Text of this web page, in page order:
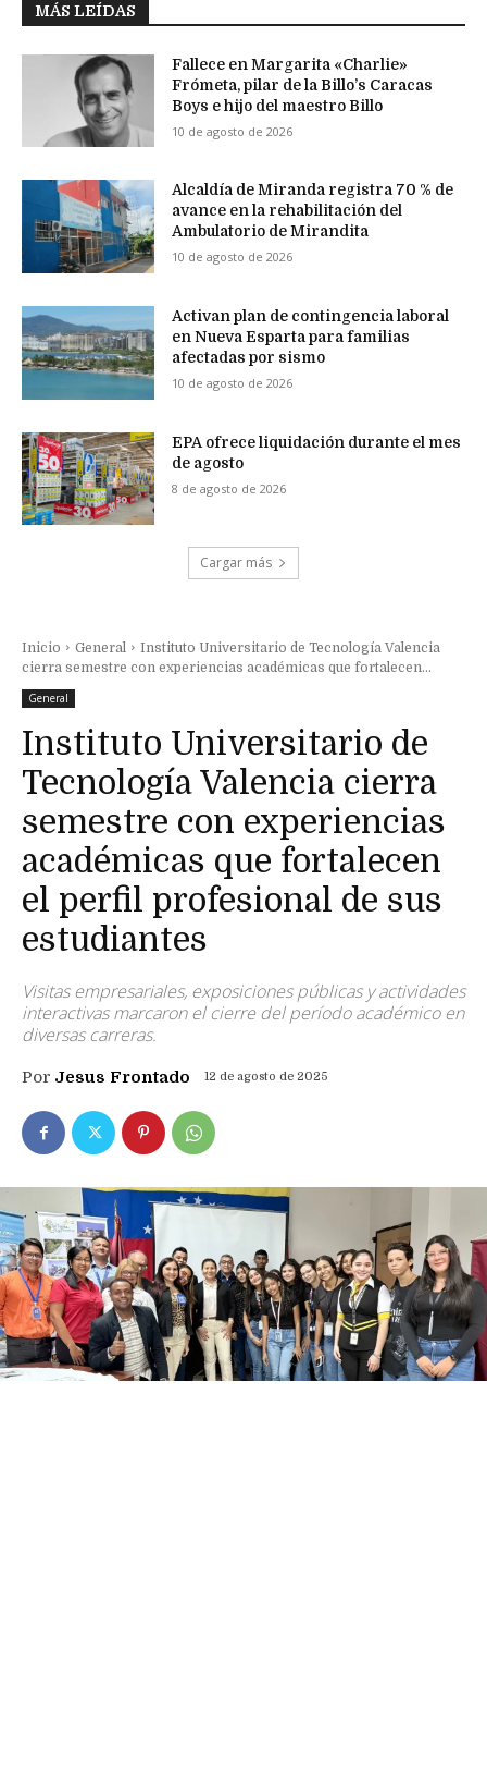
MÁS LEÍDAS
Fallece en Margarita «Charlie»
Frómeta, pilar de la Billo’s Caracas
Boys e hijo del maestro Billo
10 de agosto de 2026
Alcaldía de Miranda registra 70 % de
avance en la rehabilitación del
Ambulatorio de Mirandita
10 de agosto de 2026
Activan plan de contingencia laboral
en Nueva Esparta para familias
afectadas por sismo
10 de agosto de 2026
EPA ofrece liquidación durante el mes
de agosto
8 de agosto de 2026
Cargar más